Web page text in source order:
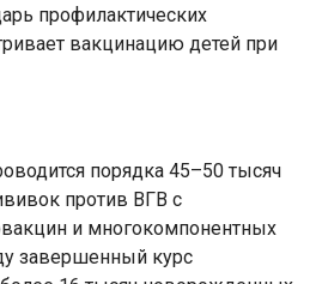
профилактических
вакцинацию детей при
порядка 45–50 тысяч
против ВГВ с
и многокомпонентных
завершенный курс